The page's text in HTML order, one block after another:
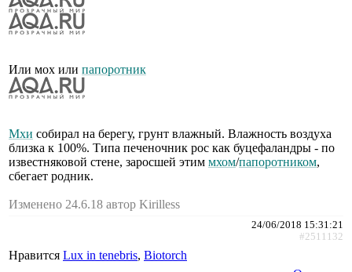
Или мох или папоротник
Мхи собирал на берегу, грунт влажный. Влажность воздуха
близка к 100%. Типа печеночник рос как буцефаландры - по
известняковой стене, заросшей этим мхом/папоротником,
сбегает родник.
Изменено 24.6.18 автор Kirilless
24/06/2018 15:31:21
#2511132
Нравится Lux in tenebris, Biotorch